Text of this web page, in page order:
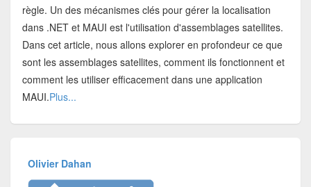
règle. Un des mécanismes clés pour gérer la localisation
dans .NET et MAUI est l'utilisation d'assemblages satellites.
Dans cet article, nous allons explorer en profondeur ce que
sont les assemblages satellites, comment ils fonctionnent et
comment les utiliser efficacement dans une application
MAUI.Plus...
Olivier Dahan